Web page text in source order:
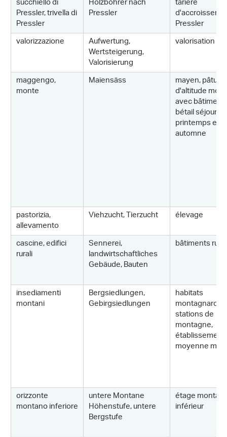
Pressler, trivella di
Pressler
Pressler
Pressler
valorizzazione
Aufwertung,
Wertsteigerung,
Valorisierung
valorisation
maggengo,
monte
Maiensäss mayen,
d'altitude
avec
bétail
printemps et
automne
pastorizia,
allevamento
Viehzucht, Tierzucht
élevage
cascine, edifici
rurali
Sennerei,
landwirtschaftliches
Gebäude, Bauten
bâtiments
insediamenti
montani
Bergsiedlungen,
Gebirgsiedlungen
habitats
montagnards,
stations de
montagne,
moyenne
orizzonte
montano inferiore
untere Montane
Höhenstufe, untere
Bergstufe
étage
inférieur